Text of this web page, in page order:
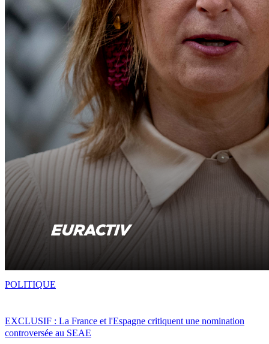
EXCLUSIF : La France et l'Espagne critiquent une nomination
controversée au SEAE
POLITIQUE